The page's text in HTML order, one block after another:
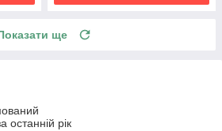
ще
останній рік